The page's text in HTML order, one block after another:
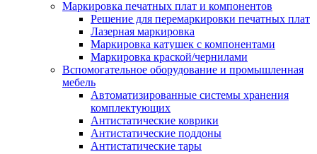
Маркировка печатных плат и компонентов
Решение для перемаркировки печатных плат
Лазерная маркировка
Маркировка катушек с компонентами
Маркировка краской/чернилами
Вспомогательное оборудование и промышленная
мебель
Автоматизированные системы хранения
комплектующих
Антистатические коврики
Антистатические поддоны
Антистатические тары